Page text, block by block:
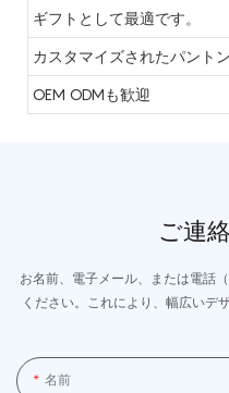
ギフトとして最適です。
カスタマイズされたパント
OEM ODMも歓迎
ご連
お名前、電子メール、または電話
ください。これにより、幅広いデ
名前